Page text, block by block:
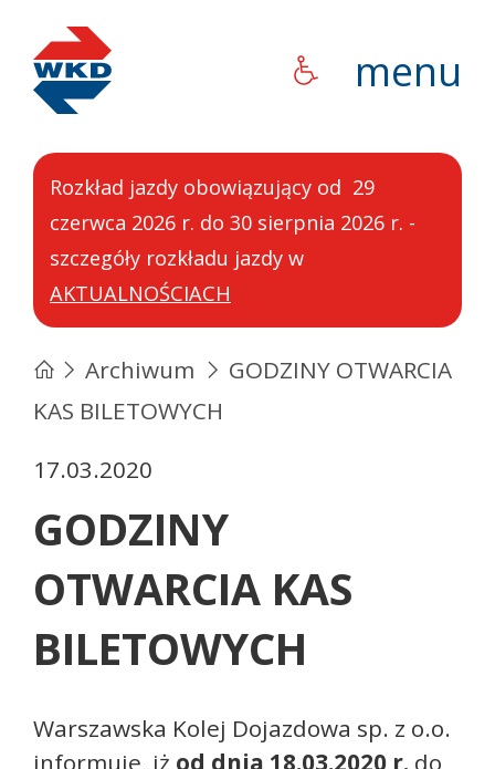
WKD menu
Rozkład jazdy obowiązujący od 29
czerwca 2026 r. do 30 sierpnia 2026 r. -
szczegóły rozkładu jazdy w
AKTUALNOŚCIACH
Archiwum
GODZINY OTWARCIA
KAS BILETOWYCH
17.03.2020
GODZINY
OTWARCIA KAS
BILETOWYCH
Warszawska Kolej Dojazdowa sp. z o.o.
informuje, iż od dnia 18.03.2020 r. do